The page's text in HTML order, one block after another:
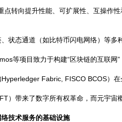
点转向提升性能、可扩展性、互操作
、状态通道（如比特币闪电网络）等
等项目致力于构建“区块链的互联网
Hyperledger Fabric, FISCO BCOS）
）带来了数字所有权革命，而元宇
技术服务的基础设施